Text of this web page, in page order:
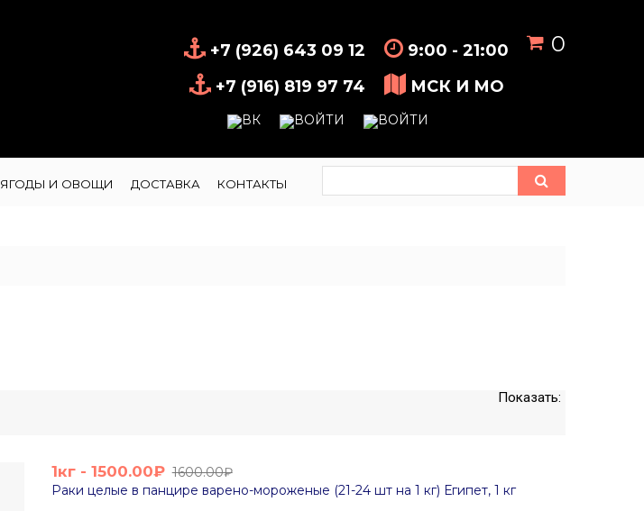
0
+7 (926) 643 09 12
9:00 - 21:00
+7 (916) 819 97 74
МСК И МО
ЯГОДЫ И ОВОЩИ ДОСТАВКА КОНТАКТЫ
Показать:
1кг - 1500.00₽ 1600.00₽
Раки целые в панцире варено-мороженые (21-24 шт на 1 кг) Египет, 1 кг